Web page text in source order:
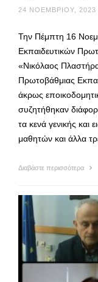
24 ΝΟΕΜΒΡΊΟΥ, 2023
Την Πέμπτη 16
Εκπαιδευτικών
«Νικόλαος
Πρωτοβάθμιας
άκρως
συζητήθηκαν
τα κενά γενικής και
μαθητών και άλλα
Διαβάστε περισσότερα